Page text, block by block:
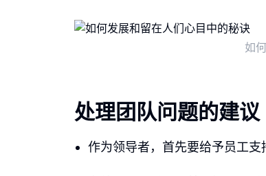
如
处理团队问题的建议
作为领导者，首先要给予员工